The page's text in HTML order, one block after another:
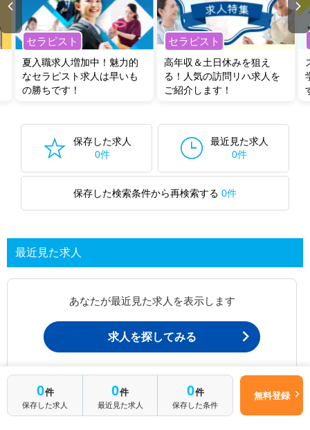
セラピスト
夏入職求人増加中！魅力的
なセラピスト求人は早いも
の勝ちです！
セラピスト
高年収＆土日休みを狙え
る！人気の訪問リハ求人を
ご紹介します！
保存した求人
0件
最近見た求人
0件
保存した検索条件から再検索する 0件
最近見た求人
あなたが最近見た求人を表示します
求人を探してみる
最近見た求人一覧ページから、
お問い合わせが可能です。
0件
保存した求人
0件
最近見た求人
0件
保存した条件
無料登録